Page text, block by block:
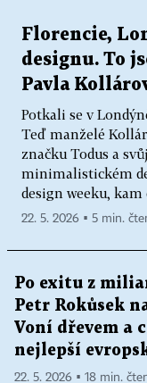
Florencie,
designu. To
Pavla
Potkali se v
Teď manželé
značku Todus a
minimalistickém
design weeku,
22. 5. 2026 ▪ 5 min.
Po exitu z
Petr Rokůsek
Voní dřevem a
nejlepší
22. 5. 2026 ▪ 18 min.